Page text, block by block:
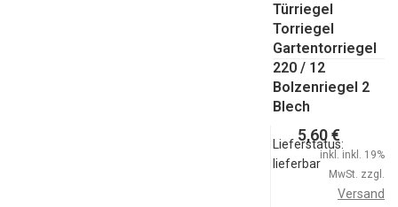
Türriegel
Torriegel
Gartentorriegel
220 / 12
Bolzenriegel 2
Blech
Lieferstatus:
lieferbar
5,60 €
inkl. inkl. 19%
MwSt. zzgl.
Versand